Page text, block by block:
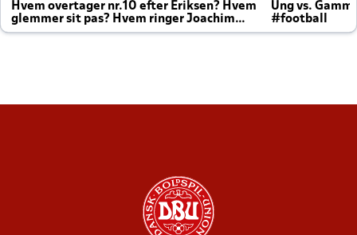
Hvem overtager nr.10 efter Eriksen? Hvem
glemmer sit pas? Hvem ringer Joachim
altid til efter kampe?
Ung vs.
#football